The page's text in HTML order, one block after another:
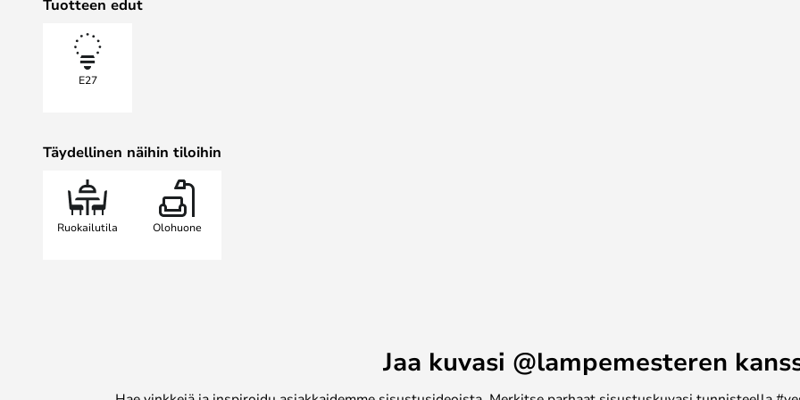
Tuotteen edut
E27
Täydellinen näihin tiloihin
Ruokailutila Olohuone
Jaa kuvasi @lampemesteren